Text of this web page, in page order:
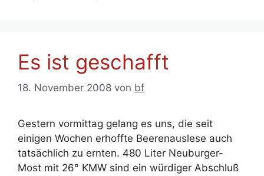
Es ist geschafft
18. November 2008 von bf
Gestern vormittag gelang es uns, die seit
einigen Wochen erhoffte Beerenauslese auch
tatsächlich zu ernten. 480 Liter Neuburger-
Most mit 26° KMW sind ein würdiger Abschluß